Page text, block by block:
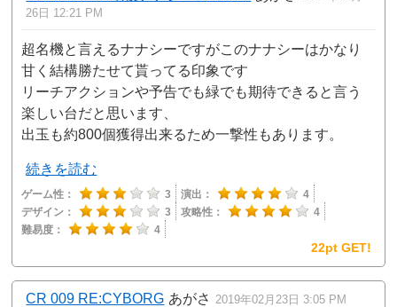
26日 12:21 PM
超名機と言えるナナシーですがこのナナシーはかなり
甘く結構勝たせて貰ってる印象です
リーチアクションや予告でも緑でも期待できると言う
楽しい台だと思います、
出玉も約800個獲得出来るため一撃性もあります。
続きを読む
ゲーム性： 3 演出：
4
デザイン：
3 攻略性：
4
難易度：
4
22pt GET!
CR 009 RE:CYBORG あがさ 2019年02月23日 3:05 PM